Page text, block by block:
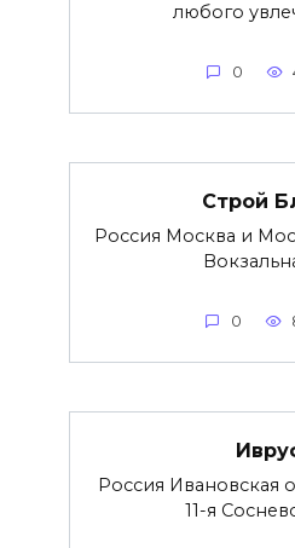
любого
0
Строй
Россия Москва и
0
Россия Ивановская
11-я